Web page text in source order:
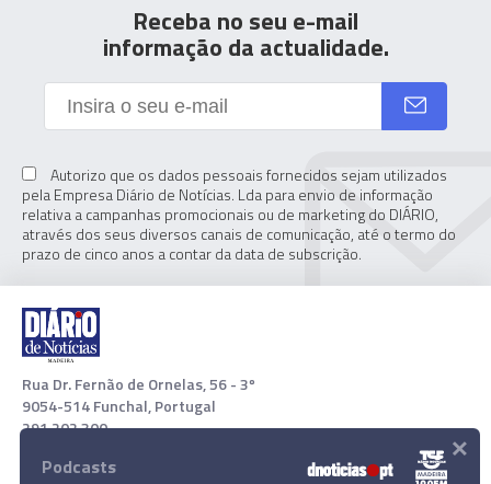
Receba no seu e-mail
informação da actualidade.
Autorizo que os dados pessoais fornecidos sejam utilizados
pela Empresa Diário de Notícias. Lda para envio de informação
relativa a campanhas promocionais ou de marketing do DIÁRIO,
através dos seus diversos canais de comunicação, até o termo do
prazo de cinco anos a contar da data de subscrição.
Rua Dr. Fernão de Ornelas, 56 - 3º
9054-514 Funchal, Portugal
291 202 300
Download App
Podcasts ×